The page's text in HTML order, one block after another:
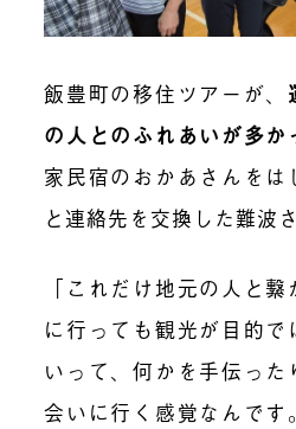
飯豊町の移住ツアーが、
の人とのふれあいが多か
家民宿のおかあさんを
と連絡先を交換した難波さ
「これだけ地元の人と
に行っても観光が目的
いって、何かを手伝っ
会いに行く感覚なんです